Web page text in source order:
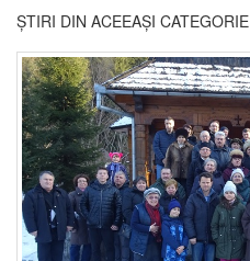
ȘTIRI DIN ACEEAȘI CATEGORIE